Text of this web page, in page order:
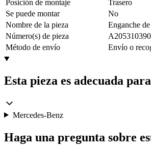
Posición de montaje
Trasero
Se puede montar
No
Nombre de la pieza
Enganche
Número(s) de pieza
Método de envío
Envío o
Esta pieza es adecuada para
Mercedes-Benz
Haga una pregunta sobre